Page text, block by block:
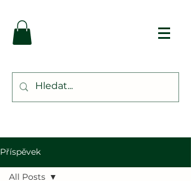
Příspěvek
All Posts